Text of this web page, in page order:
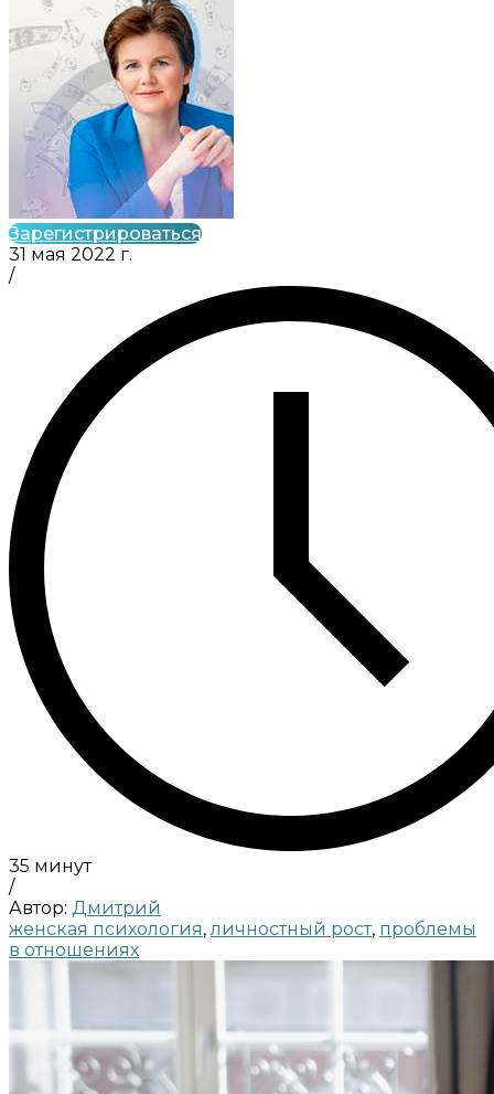
Зарегистрироваться
31 мая 2022 г.
/
35 минут
/
Автор: Дмитрий
женская психология,личностный рост, проблемы
в отношениях